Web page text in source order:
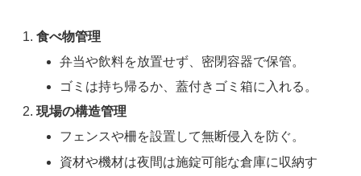
食べ物管理
弁当や飲料を放置せず、密閉容器で保管。
ゴミは持ち帰るか、蓋付きゴミ箱に入れる。
現場の構造管理
フェンスや柵を設置して無断侵入を防ぐ。
資材や機材は夜間は施錠可能な倉庫に収納す